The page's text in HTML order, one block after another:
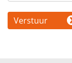
Verstuur